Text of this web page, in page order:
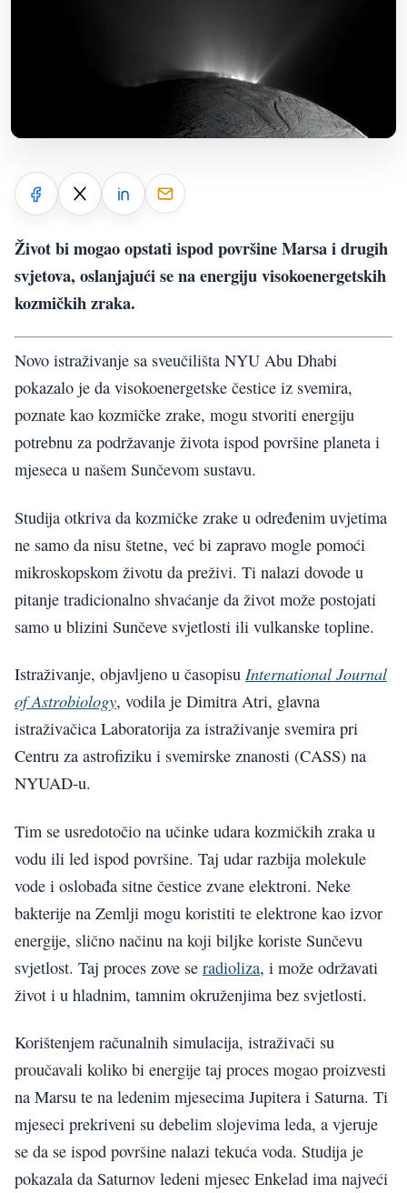
Život bi mogao opstati ispod površine Marsa i drugih
svjetova, oslanjajući se na energiju visokoenergetskih
kozmičkih zraka.
Novo istraživanje sa sveučilišta NYU Abu Dhabi
pokazalo je da visokoenergetske čestice iz svemira,
poznate kao kozmičke zrake, mogu stvoriti energiju
potrebnu za podržavanje života ispod površine planeta i
mjeseca u našem Sunčevom sustavu.
Studija otkriva da kozmičke zrake u određenim uvjetima
ne samo da nisu štetne, već bi zapravo mogle pomoći
mikroskopskom životu da preživi. Ti nalazi dovode u
pitanje tradicionalno shvaćanje da život može postojati
samo u blizini Sunčeve svjetlosti ili vulkanske topline.
Istraživanje, objavljeno u časopisu International Journal
of Astrobiology, vodila je Dimitra Atri, glavna
istraživačica Laboratorija za istraživanje svemira pri
Centru za astrofiziku i svemirske znanosti (CASS) na
NYUAD-u.
Tim se usredotočio na učinke udara kozmičkih zraka u
vodu ili led ispod površine. Taj udar razbija molekule
vode i oslobađa sitne čestice zvane elektroni. Neke
bakterije na Zemlji mogu koristiti te elektrone kao izvor
energije, slično načinu na koji biljke koriste Sunčevu
svjetlost. Taj proces zove se radioliza, i može održavati
život i u hladnim, tamnim okruženjima bez svjetlosti.
Korištenjem računalnih simulacija, istraživači su
proučavali koliko bi energije taj proces mogao proizvesti
na Marsu te na ledenim mjesecima Jupitera i Saturna. Ti
mjeseci prekriveni su debelim slojevima leda, a vjeruje
se da se ispod površine nalazi tekuća voda. Studija je
pokazala da Saturnov ledeni mjesec Enkelad ima najveći